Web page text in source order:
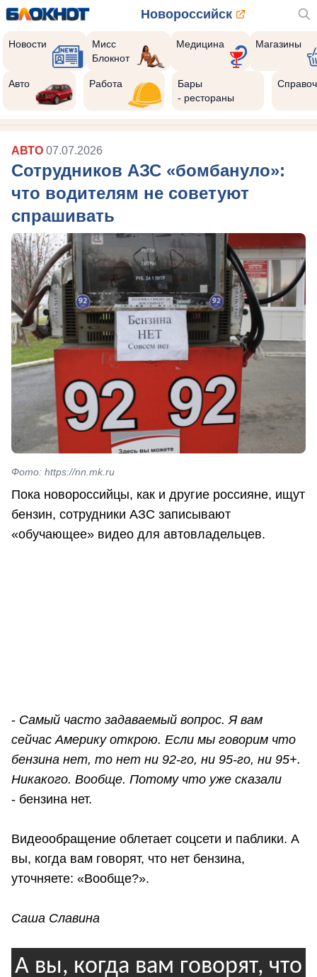
Новороссийск
Новости
Мисс
Блокнот
Медицина Магазины
Авто Работа
Бары
- рестораны
АВТО 07.07.2026
Сотрудников АЗС «бомбануло»:
что водителям не советуют
спрашивать
Фото: https://nn.mk.ru
Пока новороссийцы, как и другие россияне, ищут
бензин, сотрудники АЗС записывают
«обучающее» видео для автовладельцев.
- Самый часто задаваемый вопрос. Я вам
сейчас Америку открою. Если мы говорим что
бензина нет, то нет ни 92-го, ни 95-го, ни 95+.
Никакого. Вообще. Потому что уже сказали
- бензина нет.
Видеообращение облетает соцсети и паблики. А
вы, когда вам говорят, что нет бензина,
уточняете: «Вообще?».
Саша Славина